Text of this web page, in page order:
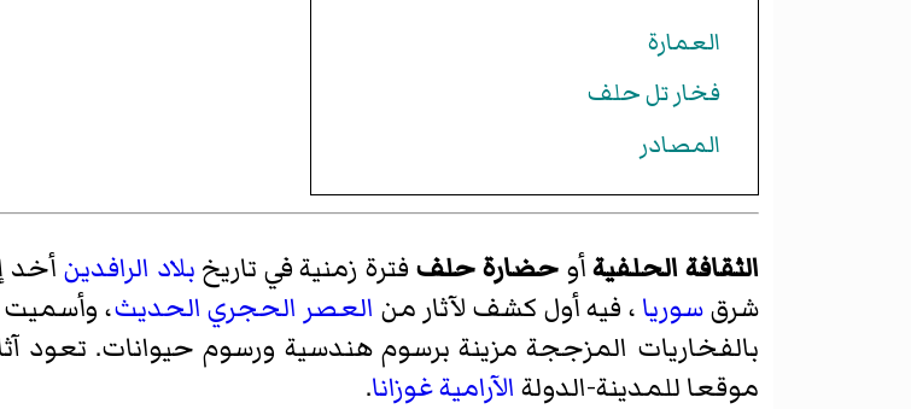
العمارة
فخار تل حلف
المصادر
الثقافة الحلفيةأو حضارة حلف فترة زمنية في تاريخ بلاد الرافدين أخد
شرقسوريا ، فيه أول كشف لآثار من العصر الحجري الحديث، وأسميت
بالفخاريات المزججة مزينة برسوم هندسية ورسوم حيوانات. تعود
موقعا للمدينة-الدولة الآراميةغوزانا.